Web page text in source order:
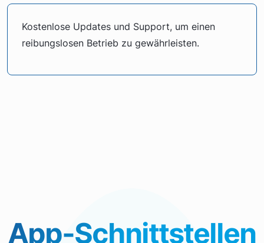
Kostenlose Updates und Support, um einen
reibungslosen Betrieb zu gewährleisten.
App-Schnittstellen